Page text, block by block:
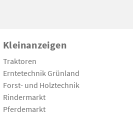
Kleinanzeigen
Traktoren
Erntetechnik Grünland
Forst- und Holztechnik
Rindermarkt
Pferdemarkt